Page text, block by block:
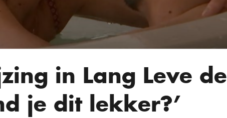
in Lang Leve de
je dit lekker?’